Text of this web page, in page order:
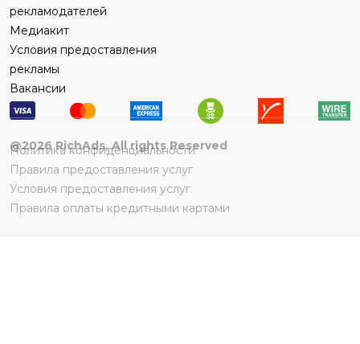
рекламодателей
Медиакит
Условия предоставления
рекламы
Вакансии
@2026RichAds, All rights Reserved
Политика конфиденциальности
Правила предоставления услуг
Условия предоставления услуг
Правила оплаты кредитными картами